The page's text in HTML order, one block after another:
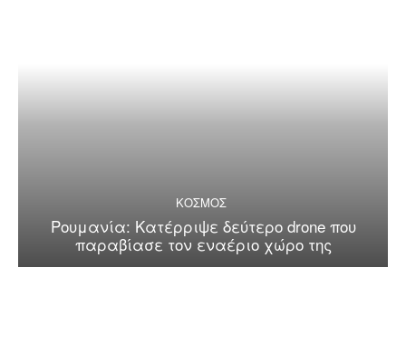
ΚΟΣΜΟΣ
Ρουμανία: Κατέρριψε δεύτερο drone που
παραβίασε τον εναέριο χώρο της